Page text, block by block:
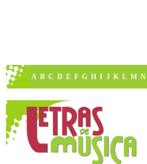
A B C D E F G H I J K L M N